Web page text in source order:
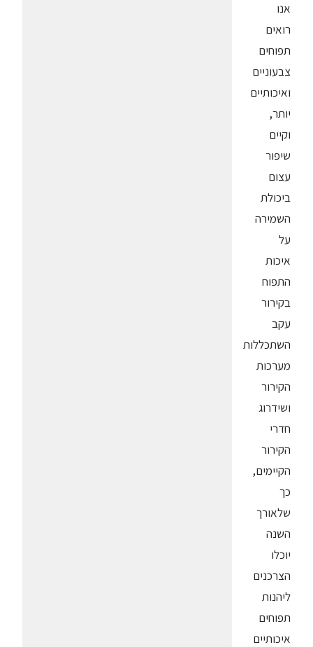
אנו
רואים
תפוחים
צבעוניים
ואיכותיים
יותר,
וקיים
שיפור
עצום
ביכולת
השמירה
על
איכות
התפוח
בקירור
עקב
השתכללות
מערכות
הקירור
ושידרוג
חדרי
הקירור
הקיימים,
כך
שלאורך
השנה
יוכלו
הצרכנים
ליהנות
תפוחים
איכותיים